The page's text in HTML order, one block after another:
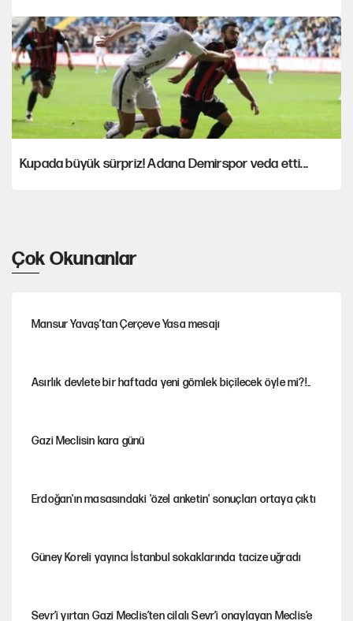
Kupada büyük sürpriz! Adana Demirspor veda etti...
Çok Okunanlar
Mansur Yavaş’tan Çerçeve Yasa mesajı
Asırlık devlete bir haftada yeni gömlek biçilecek öyle mi?!..
Gazi Meclisin kara günü
Erdoğan'ın masasındaki 'özel anketin' sonuçları ortaya çıktı
Güney Koreli yayıncı İstanbul sokaklarında tacize uğradı
Sevr’i yırtan Gazi Meclis’ten cilalı Sevr’i onaylayan Meclis’e